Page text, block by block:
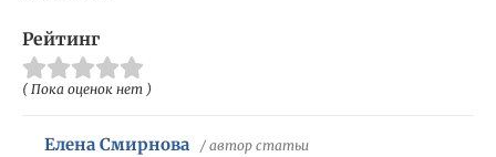
Рейтинг
( Пока оценок нет )
Елена Смирнова / автор статьи